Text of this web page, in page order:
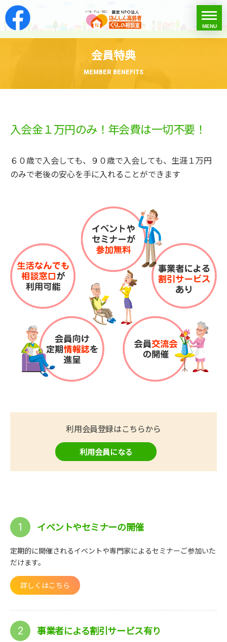
はんしん高齢者くら
toggle
menu
MENU
会員特典
MEMBER BENEFITS
入会金１万円のみ！年会費は一切不要！
６０歳で入会しても、９０歳で入会しても、生涯１万円
のみで老後の安心を手に入れることができます
利用会員登録はこちらから
利用会員になる
1 イベントやセミナーの開催
定期的に開催されるイベントや専門家によるセミナーご参加いた
だけます。
詳しくはこちら
2 事業者による割引サービス有り